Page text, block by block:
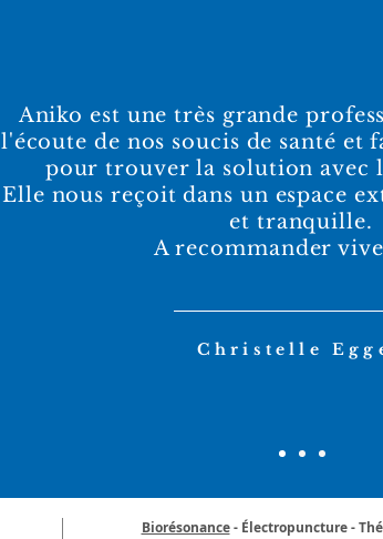
Aniko est une très grande
l'écoute de nos soucis de santé et
pour trouver la solution avec
Elle nous reçoit dans un espace
et tranquille.
A recommander
Christelle
Biorésonance- Électropuncture -